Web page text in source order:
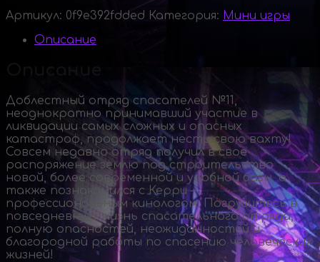
Артикул: 0f9e392fdded Категория: Мини игры
Описание
Доблестный отряд спасателей №11,
неоднократно принимавший участие в
ликвидации самых сложных и опасных
катастроф, продолжает нести свою вахту!
Совсем недавно отряд получил в свое
распоряжение землю под строительство
новой, более современной и удобной базы, а
также познакомился с Керри –
профессиональным кинологом. Погрузитесь в
повседневную жизнь спасательного отряда,
полную опасностей, неожиданностей и
благородной работы по спасению человеческих
жизней!